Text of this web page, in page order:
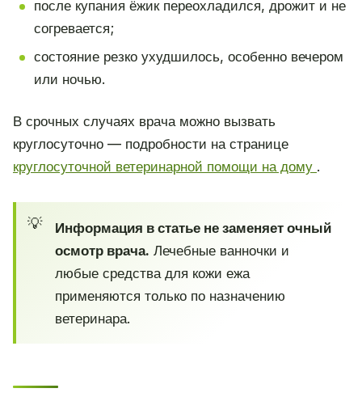
после купания ёжик переохладился, дрожит и не
согревается;
состояние резко ухудшилось, особенно вечером
или ночью.
В срочных случаях врача можно вызвать
круглосуточно — подробности на странице
круглосуточной ветеринарной помощи на дому .
Информация в статье не заменяет очный
осмотр врача. Лечебные ванночки и
любые средства для кожи ежа
применяются только по назначению
ветеринара.